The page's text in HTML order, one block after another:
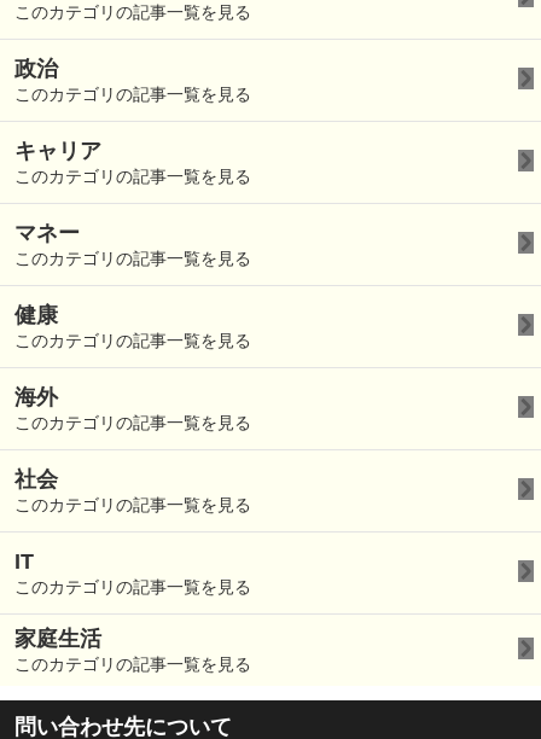
このカテゴリの記事一覧を見る
政治
このカテゴリの記事一覧を見る
キャリア
このカテゴリの記事一覧を見る
マネー
このカテゴリの記事一覧を見る
健康
このカテゴリの記事一覧を見る
海外
このカテゴリの記事一覧を見る
社会
このカテゴリの記事一覧を見る
IT
このカテゴリの記事一覧を見る
家庭生活
このカテゴリの記事一覧を見る
問い合わせ先について